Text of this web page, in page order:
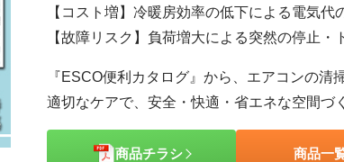
【コスト増】冷暖房効率の低下による電気代
【故障リスク】負荷増大による突然の停止・
『ESCO便利カタログ』から、エアコンの清
適切なケアで、安全・快適・省エネな空間づ
商品チラシ 商品一